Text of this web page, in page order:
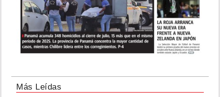
Más Leídas